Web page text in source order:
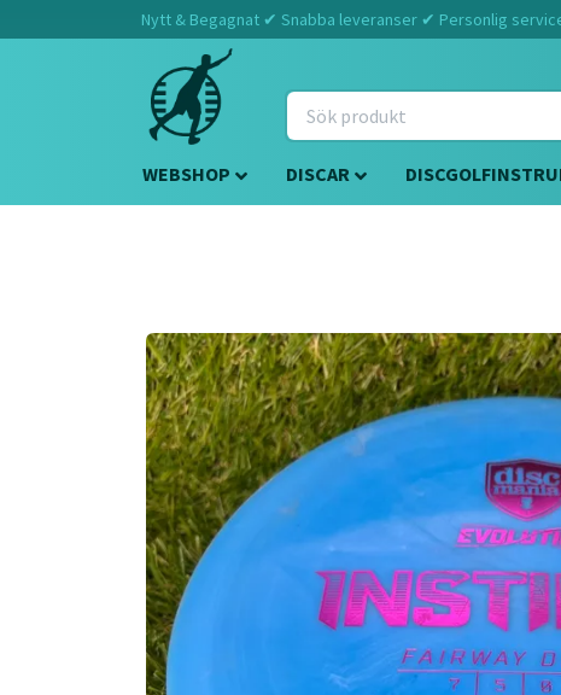
Nytt & Begagnat ✔ Snabba leveranser ✔ Personlig
WEBSHOP DISCAR